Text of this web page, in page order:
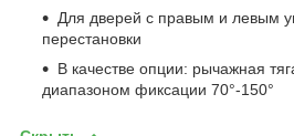
Для дверей с правым и левым
перестановки
В качестве опции: рычажная
диапазоном фиксации 70°-150°